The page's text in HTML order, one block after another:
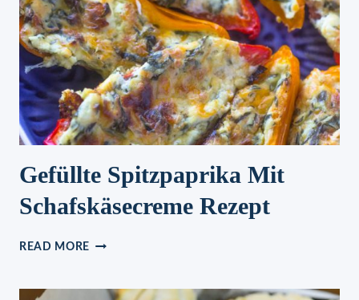
Gefüllte Spitzpaprika Mit
Schafskäsecreme Rezept
READ MORE GEFÜLLTE
SCHAFSKÄSECREME